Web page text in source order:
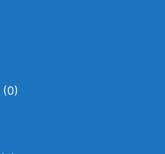
(0)